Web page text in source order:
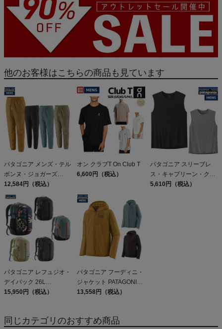
他のお客様はこちらの商品も見ています
パタゴニア メンズ・テル
ボンヌ・ジョガーズ
PATAGONIA MS
TERREBONNE
JOGGERS
12,584円（税込）
オン クラブT On Club T
6,600円（税込）
パタゴニア スリーブレ
ス・キャプリーン・クー
ル・デイリー・シャツ
5,610円（税込）
パタゴニア レフュジオ・
デイパック 26L
PATAGONIA REFUGIO
15,950円（税込）
パタゴニア フーディニ・
ジャケット PATAGONIA
MS HOUDINI JKT
13,558円（税込）
同じカテゴリのおすすめ商品